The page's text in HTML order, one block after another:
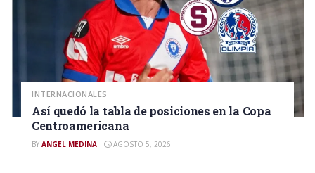
INTERNACIONALES
Así quedó la tabla de posiciones en la Copa
Centroamericana
BY ANGEL MEDINA AGOSTO 5, 2026